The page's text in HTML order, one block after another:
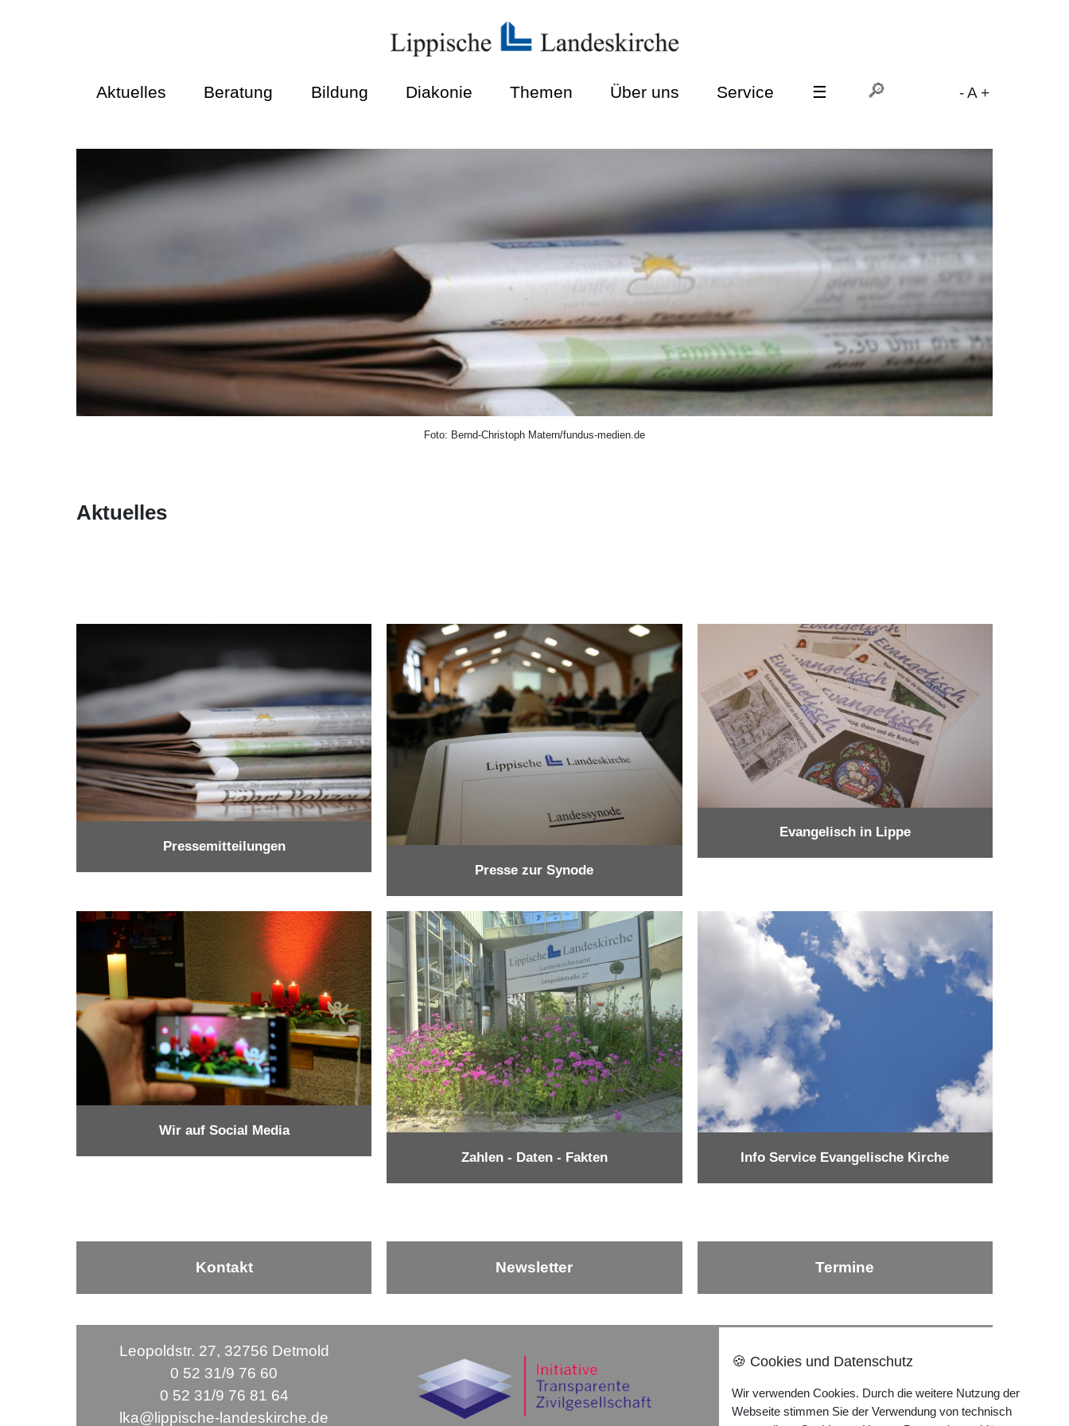
Aktuelles Beratung Bildung Diakonie Themen Über uns Service ☰ -A +
Foto: Bernd-Christoph Matern/fundus-medien.de
Aktuelles
Pressemitteilungen
Presse zur Synode
Evangelisch in Lippe
Wir auf Social Media
Zahlen - Daten - Fakten
Info Service Evangelische Kirche
Kontakt Newsletter Termine
Leopoldstr. 27, 32756 Detmold
0 52 31/9 76 60
0 52 31/9 76 81 64
lka@lippische-landeskirche.de
Impressum
Datenschutzerklärung
🍪 Cookies und Datenschutz
Wir verwenden Cookies. Durch die weitere Nutzung der
Webseite stimmen Sie der Verwendung von technisch